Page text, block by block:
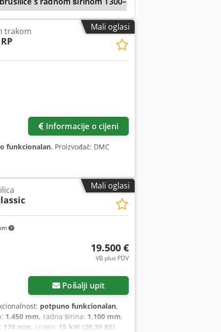
Mali oglasi
trakom
Informacije o cijeni
funkcionalan, Proizvođač: DMC
Mali oglasi
19.500 €
VB plus PDV
Pošalji upit
potpuno funkcionalan,
1.450 mm, radna širina: 1.100 mm,
170 mm, snaga: 15 kW (20,39 KS),